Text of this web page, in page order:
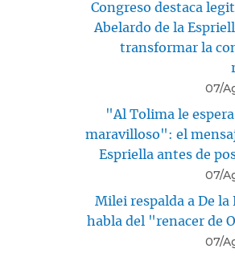
Congreso destaca
Abelardo de la
transformar la
07/
"Al Tolima le
maravilloso": el
Espriella antes de
07/
Milei respalda a De la
habla del "renacer de
07/